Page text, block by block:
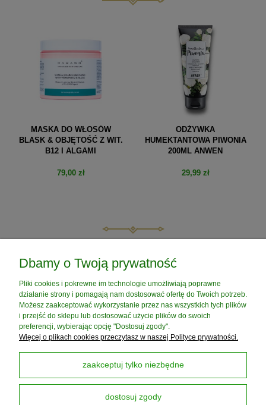
MASKA DO WŁOSÓW
BLASK & OBJĘTOŚĆ Z WIT.
B12 I ALGAMI
79,00 zł
do koszyka
ODŻYWKA
HUMEKTANTOWA PIWONIA
200ML ANWEN
29,99 zł
do koszyka
MOJE KONTO
PŁATNOŚCI I DOSTAWA
INFORMACJE
O NAS
Dbamy o Twoją prywatność
Pliki cookies i pokrewne im technologie umożliwiają poprawne
działanie strony i pomagają nam dostosować ofertę do Twoich potrzeb.
Możesz zaakceptować wykorzystanie przez nas wszystkich tych plików
i przejść do sklepu lub dostosować użycie plików do swoich
preferencji, wybierając opcję "Dostosuj zgody".
Więcej o plikach cookies przeczytasz w naszej Polityce prywatności.
zaakceptuj tylko niezbędne
dostosuj zgody